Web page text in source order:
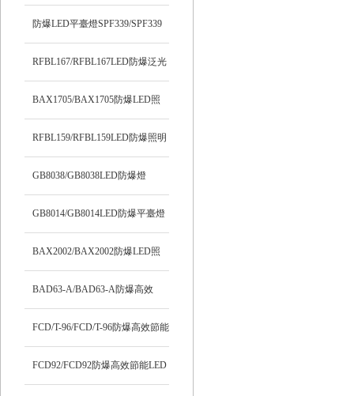
防爆LED平臺燈SPF339/SPF339
RFBL167/RFBL167LED防爆泛光
燈
BAX1705/BAX1705防爆LED照
明燈
RFBL159/RFBL159LED防爆照明
燈
GB8038/GB8038LED防爆燈
GB8014/GB8014LED防爆平臺燈
BAX2002/BAX2002防爆LED照
明燈
BAD63-A/BAD63-A防爆高效
LED燈
FCD/T-96/FCD/T-96防爆高效節能
LED燈
FCD92/FCD92防爆高效節能LED